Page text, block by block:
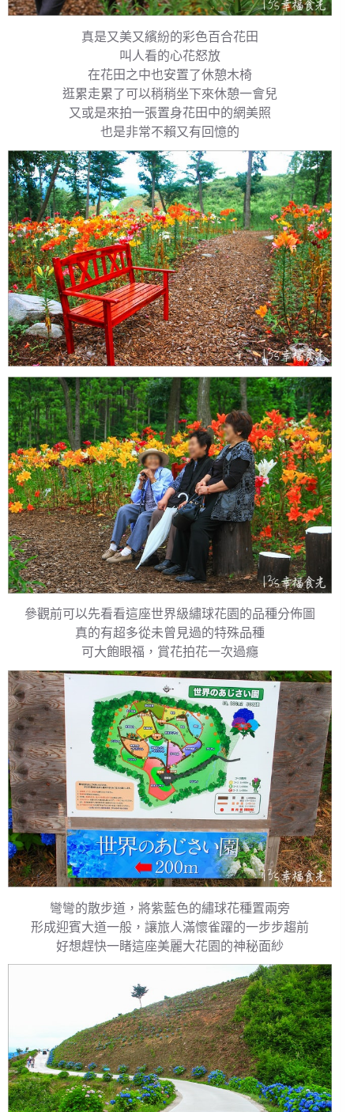
真是又美又繽紛的彩色百合花田
叫人看的心花怒放
在花田之中也安置了休憩木椅
逛累走累了可以稍稍坐下來休憩一會兒
又或是來拍一張置身花田中的網美照
也是非常不賴又有回憶的
參觀前可以先看看這座世界級繡球花園的品種分佈圖
真的有超多從未曾見過的特殊品種
可大飽眼福，賞花拍花一次過癮
彎彎的散步道，將紫藍色的繡球花種置兩旁
形成迎賓大道一般，讓旅人滿懷雀躍的一步步趨前
好想趕快一睹這座美麗大花園的神秘面紗